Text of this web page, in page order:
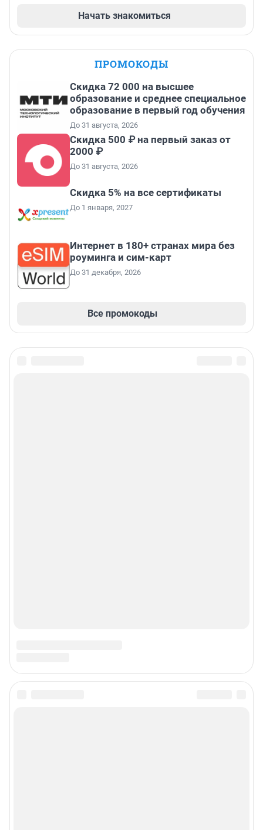
Начать знакомиться
ПРОМОКОДЫ
Скидка 72 000 на высшее
образование и среднее специальное
образование в первый год обучения
До 31 августа, 2026
Скидка 500 ₽ на первый заказ от
2000 ₽
До 31 августа, 2026
Скидка 5% на все сертификаты
До 1 января, 2027
Интернет в 180+ странах мира без
роуминга и сим-карт
До 31 декабря, 2026
Все промокоды